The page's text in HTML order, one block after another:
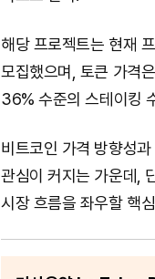
해당 프로젝트는 현재
모집했으며, 토큰 가격
36% 수준의 스테이킹
비트코인 가격 방향성
관심이 커지는 가운데,
시장 흐름을 좌우할 핵